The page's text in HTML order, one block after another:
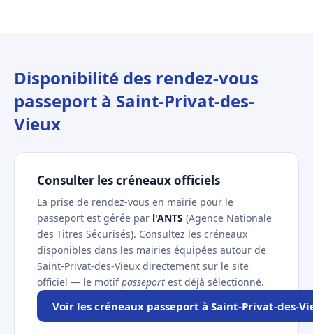
Disponibilité des rendez-vous
passeport à Saint-Privat-des-
Vieux
Consulter les créneaux officiels
La prise de rendez-vous en mairie pour le
passeport est gérée par l'ANTS (Agence Nationale
des Titres Sécurisés). Consultez les créneaux
disponibles dans les mairies équipées autour de
Saint-Privat-des-Vieux directement sur le site
officiel — le motifpasseport est déjà sélectionné.
Voir les créneaux passeport à Saint-Privat-des-